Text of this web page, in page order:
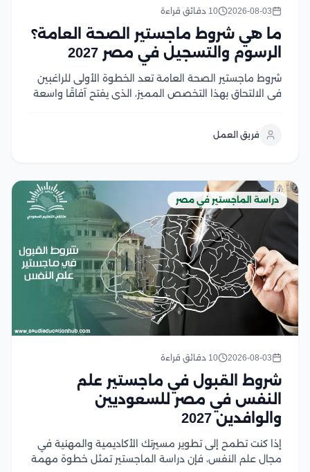
2026-08-03 10 دقائق قراءة
ما هي شروط ماجستير الصحة العامة؟
الرسوم والتسجيل في مصر 2027
شروط ماجستير الصحة العامة تعد الخطوة الأولى للراغبين
في الالتحاق بهذا التخصص المميز، الذي يفتح آفاقًا واسعة
البرنامج المناسب ومعرفة متطلبات القبول أمر ضروري...
فريق العمل
دراسة الماجستير في مصر
2026-08-03 10 دقائق قراءة
شروط القبول في ماجستير علم
النفس في مصر للسعوديين
والوافدين 2027
إذا كنت تطمح إلى تطوير مسيرتك الأكاديمية والمهنية في
مجال علم النفس، فإن دراسة الماجستير تمثل خطوة مهمة